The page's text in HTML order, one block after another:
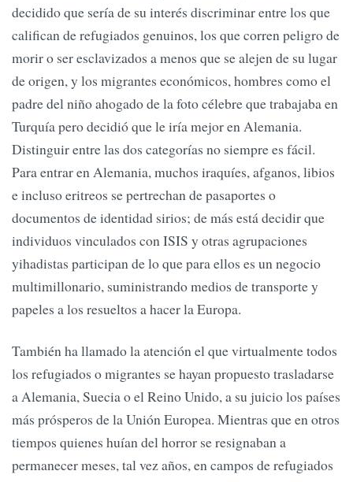
decidido que sería de su interés discriminar entre los que
califican de refugiados genuinos, los que corren peligro de
morir o ser esclavizados a menos que se alejen de su lugar
de origen, y los migrantes económicos, hombres como el
padre del niño ahogado de la foto célebre que trabajaba en
Turquía pero decidió que le iría mejor en Alemania.
Distinguir entre las dos categorías no siempre es fácil.
Para entrar en Alemania, muchos iraquíes, afganos, libios
e incluso eritreos se pertrechan de pasaportes o
documentos de identidad sirios; de más está decidir que
individuos vinculados con ISIS y otras agrupaciones
yihadistas participan de lo que para ellos es un negocio
multimillonario, suministrando medios de transporte y
papeles a los resueltos a hacer la Europa.
También ha llamado la atención el que virtualmente todos
los refugiados o migrantes se hayan propuesto trasladarse
a Alemania, Suecia o el Reino Unido, a su juicio los países
más prósperos de la Unión Europea. Mientras que en otros
tiempos quienes huían del horror se resignaban a
permanecer meses, tal vez años, en campos de refugiados